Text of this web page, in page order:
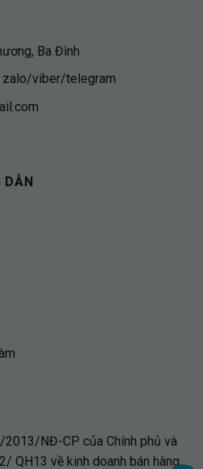
Ba Đình
zalo/viber/telegram
DẪN
NĐ-CP của Chính phủ và
QH13 về kinh doanh bán hàng